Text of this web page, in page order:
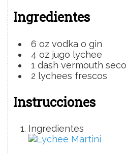
Ingredientes
6 oz vodka o gin
4 oz jugo lychee
1 dash vermouth seco
2 lychees frescos
Instrucciones
Ingredientes